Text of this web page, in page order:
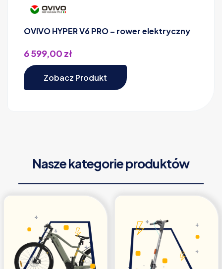
OVIVO HYPER V6 PRO – rower elektryczny
6 599,00 zł
Zobacz Produkt
Nasze kategorie produktów